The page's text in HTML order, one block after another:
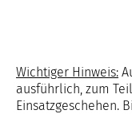
Wichtiger Hinweis:
ausführlich, zum
Einsatzgeschehen.